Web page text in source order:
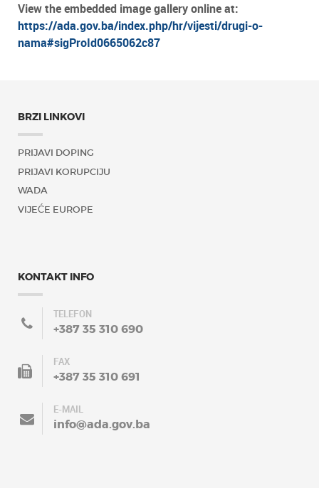
View the embedded image gallery online at:
https://ada.gov.ba/index.php/hr/vijesti/drugi-o-
nama#sigProId0665062c87
BRZI LINKOVI
PRIJAVI DOPING
PRIJAVI KORUPCIJU
WADA
VIJEĆE EUROPE
KONTAKT INFO
TELEFON
+387 35 310 690
FAX
+387 35 310 691
E-MAIL
info@ada.gov.ba